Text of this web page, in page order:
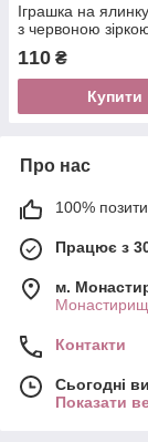
Іграшка на
з червоною
110 ₴
Купити
Про нас
100%
Працює з
м.
Контакти
Сьогодні
Показати